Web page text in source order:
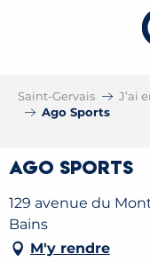
Saint-Gervais J’ai
Ago Sports
Ago Sports
129 avenue du
Bains
M'y rendre